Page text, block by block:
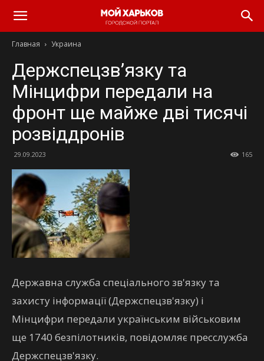
Главная Украина
Держспецзв’язку та
Мінцифри передали на
фронт ще майже дві тисячі
розвіддронів
29.09.2023 165
Державна служба спеціального зв'язку та
захисту інформації (Держспецзв'язку) і
Мінцифри передали українським військовим
ще 1740 безпілотників, повідомляє пресслужба
Держспецзв'язку.